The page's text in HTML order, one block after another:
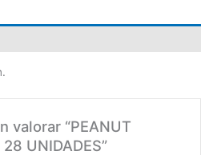
valorar “PEANUT
UNIDADES”